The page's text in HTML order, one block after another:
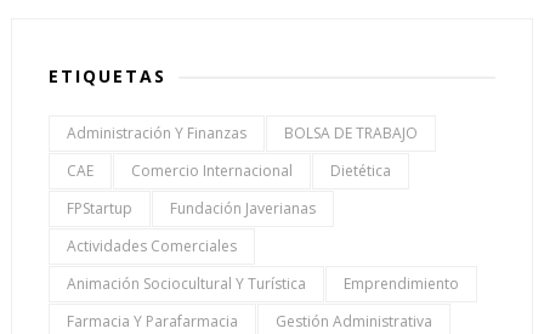
ETIQUETAS
Administración Y Finanzas
BOLSA DE TRABAJO
CAE
Comercio Internacional
Dietética
FPStartup
Fundación Javerianas
Actividades Comerciales
Animación Sociocultural Y Turística
Emprendimiento
Farmacia Y Parafarmacia
Gestión Administrativa